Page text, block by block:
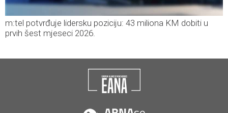
m:tel potvrđuje lidersku poziciju: 43 miliona KM dobiti u
prvih šest mjeseci 2026.